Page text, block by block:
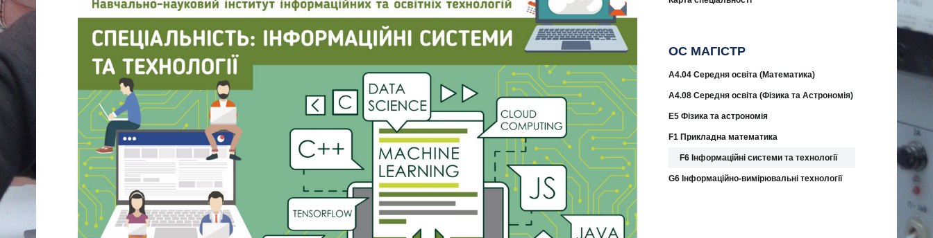
ОС МАГІСТР
A4.04 Середня освіта (Математика)
A4.08 Середня освіта (Фізика та Астрономія)
E5 Фізика та астрономія
F1 Прикладна математика
F6 Інформаційні системи та технології
G6 Інформаційно-вимірювальні технології